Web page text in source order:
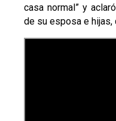
casa normal” y
de su esposa e hijas,